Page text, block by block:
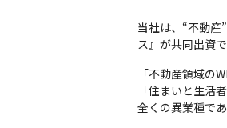
当社は、“不動産
ス』が共同出資
「不動産領域の
「住まいと生活
全くの異業種で